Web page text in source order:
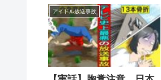
アイドル放送事故